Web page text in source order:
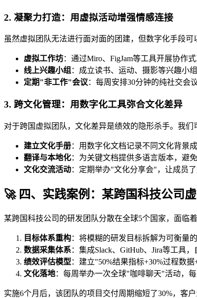
2. 凝聚力打造：用虚拟活动增强情感连接
虽然虚拟团队无法进行面对面的团建，但数字化手段可
虚拟工作坊：通过Miro、FigJam等工具开展协作
线上兴趣小组 ：成立读书、运动、摄影等兴趣小
定期"非工作"会议 ：每周安排30分钟的纯社交会
3. 跨文化管理：用数字化工具弥合文化差异
对于跨国虚拟团队，文化差异是绩效的隐形杀手。我们
建立文化手册：用数字化文档记录不同文化背景
翻译与本地化：为关键文档提供多语言版本，避
文化交流活动：定期举办"文化分享会"，让成员
🚀 四、实践案例：某跨国科技公司
某跨国科技公司的研发团队分散在全球5个国家，面临
目标体系重构：将模糊的研发目标拆解为可衡量
数据采集体系：集成Slack、GitHub、Jira等工具
绩效评估模型 ：建立"50%结果指标+30%过程数据
文化落地：每周举办一次全球"咖啡聊天"活动，
实施6个月后，该团队的项目交付周期缩短了30%，客